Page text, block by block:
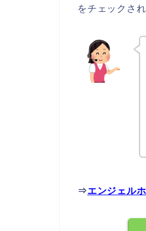
をチェックさ
⇒エンジェル